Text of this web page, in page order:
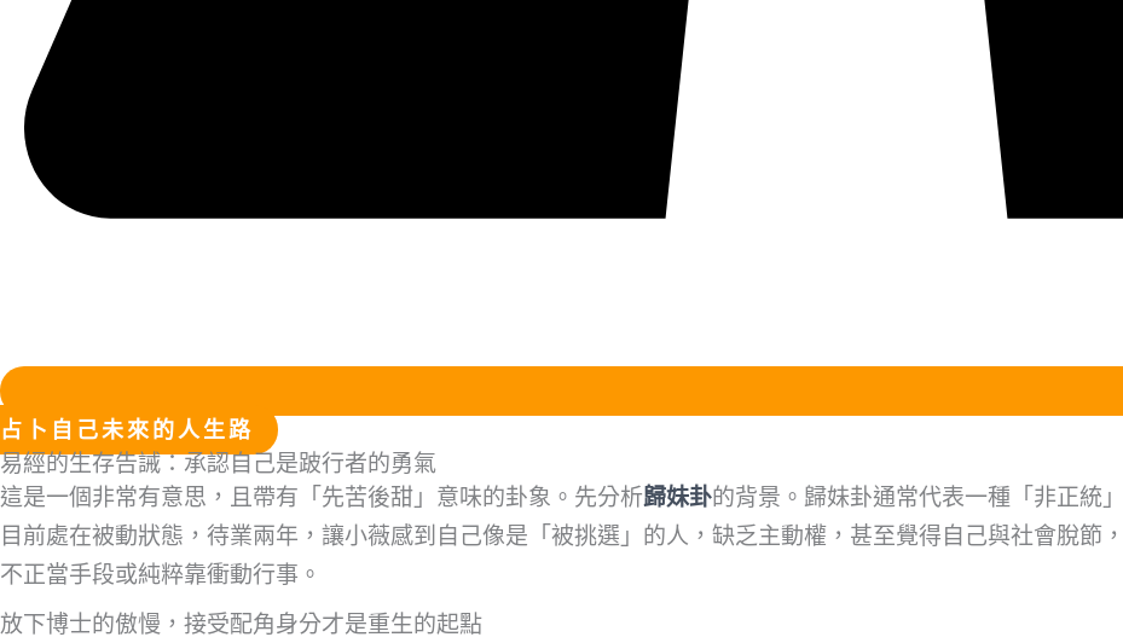
占卜自己未來的人生路
易經的生存告誡：承認自己是跛行者的勇氣
這是一個非常有意思，且帶有「先苦後甜」意味的卦象。先分析歸妹卦的背景。歸妹卦通常代表一種「非正統
目前處在被動狀態，待業兩年，讓小薇感到自己像是「被挑選」的人，缺乏主動權，甚至覺得自己與社會脫節
不正當手段或純粹靠衝動行事。
放下博士的傲慢，接受配角身分才是重生的起點